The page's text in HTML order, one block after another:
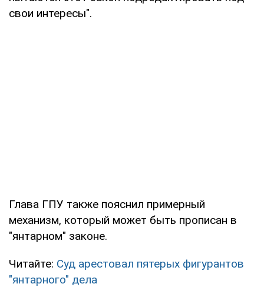
свои интересы".
Глава ГПУ также пояснил примерный
механизм, который может быть прописан в
"янтарном" законе.
Читайте: Суд арестовал пятерых фигурантов
"янтарного" дела